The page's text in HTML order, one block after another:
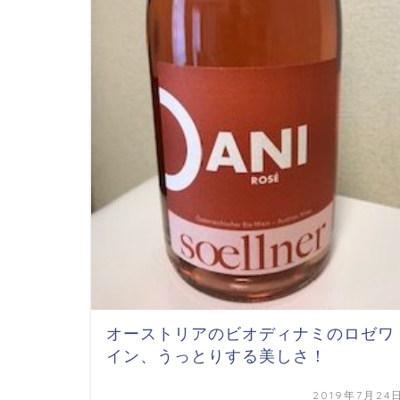
オーストリアのビオディナミのロゼワ
イン、うっとりする美しさ！
2019年7月24